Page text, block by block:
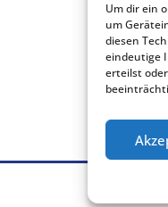
Um dir ein
um
diesen
eindeutige
erteilst